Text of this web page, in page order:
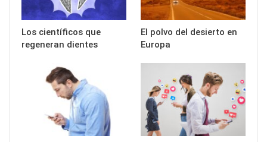
Los científicos que
regeneran dientes
El polvo del desierto en
Europa